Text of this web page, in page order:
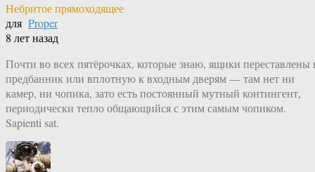
Небритое прямоходящее
для Proper
8 лет назад
Почти во всех пятёрочках, которые знаю, ящики переставлены
предбанник или вплотную к входным дверям — там нет ни
камер, ни чопика, зато есть постоянный мутный контингент,
периодически тепло общающийся с этим самым чопиком.
Sapienti sat.